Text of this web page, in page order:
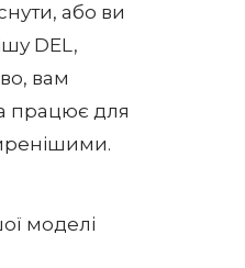
або ви
DEL,
вам
працює для
моделі